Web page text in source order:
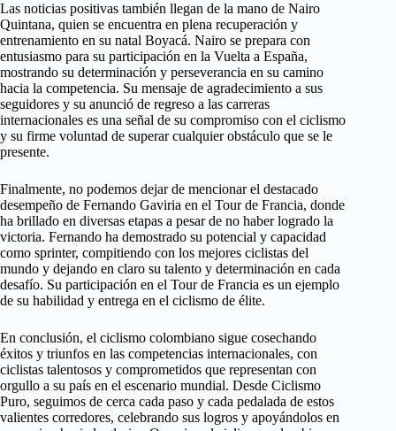
Las noticias positivas también llegan de la mano de Nairo
Quintana, quien se encuentra en plena recuperación y
entrenamiento en su natal Boyacá. Nairo se prepara con
entusiasmo para su participación en la Vuelta a España,
mostrando su determinación y perseverancia en su camino
hacia la competencia. Su mensaje de agradecimiento a sus
seguidores y su anunció de regreso a las carreras
internacionales es una señal de su compromiso con el ciclismo
y su firme voluntad de superar cualquier obstáculo que se le
presente.
Finalmente, no podemos dejar de mencionar el destacado
desempeño de Fernando Gaviria en el Tour de Francia, donde
ha brillado en diversas etapas a pesar de no haber logrado la
victoria. Fernando ha demostrado su potencial y capacidad
como sprinter, compitiendo con los mejores ciclistas del
mundo y dejando en claro su talento y determinación en cada
desafío. Su participación en el Tour de Francia es un ejemplo
de su habilidad y entrega en el ciclismo de élite.
En conclusión, el ciclismo colombiano sigue cosechando
éxitos y triunfos en las competencias internacionales, con
ciclistas talentosos y comprometidos que representan con
orgullo a su país en el escenario mundial. Desde Ciclismo
Puro, seguimos de cerca cada paso y cada pedalada de estos
valientes corredores, celebrando sus logros y apoyándolos en